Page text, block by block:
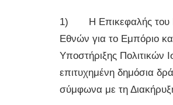
1) Η Επικεφαλής του
Εθνών για το Εμπόριο
Υποστήριξης Πολιτικών
επιτυχημένη δημόσια
σύμφωνα με τη